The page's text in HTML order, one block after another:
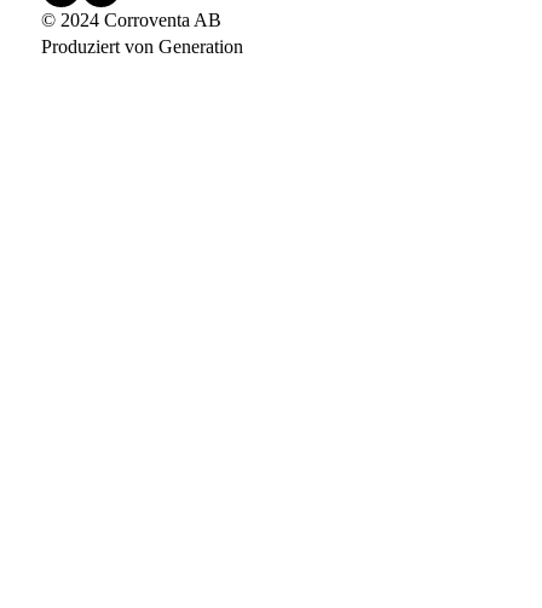
© 2024 Corroventa AB
Produziert von Generation